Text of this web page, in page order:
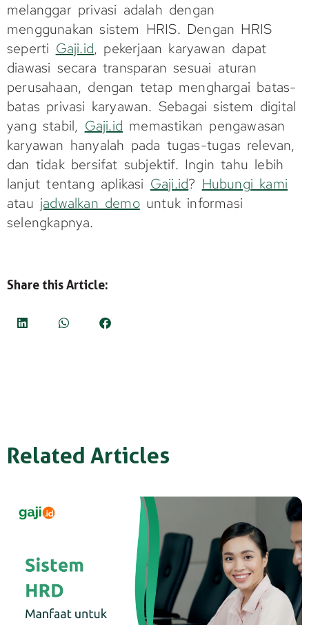
melanggar privasi adalah dengan
menggunakan sistem HRIS. Dengan HRIS
seperti Gaji.id, pekerjaan karyawan dapat
diawasi secara transparan sesuai aturan
perusahaan, dengan tetap menghargai batas-
batas privasi karyawan. Sebagai sistem digital
yang stabil, Gaji.id memastikan pengawasan
karyawan hanyalah pada tugas-tugas relevan,
dan tidak bersifat subjektif. Ingin tahu lebih
lanjut tentang aplikasi Gaji.id? Hubungi kami
atau jadwalkan demountuk informasi
selengkapnya.
Share this Article:
Related Articles